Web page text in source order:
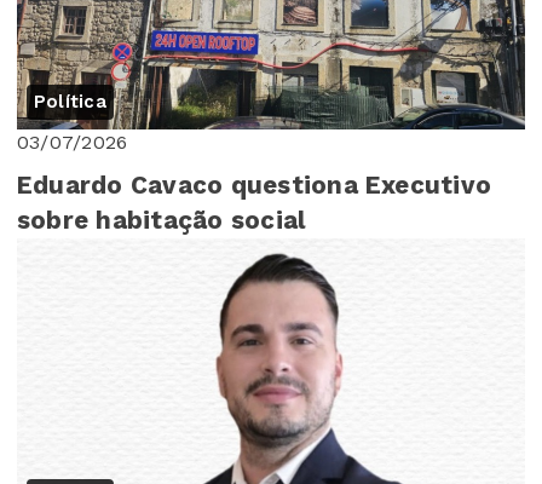
Política
03/07/2026
Eduardo Cavaco questiona Executivo
sobre habitação social